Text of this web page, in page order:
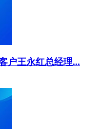
户王永红总经理...